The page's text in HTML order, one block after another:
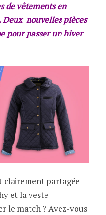
de vêtements en
nouvelles pièces
pour passer un hiver
clairement partagée
et la veste
le match ? Avez-vous